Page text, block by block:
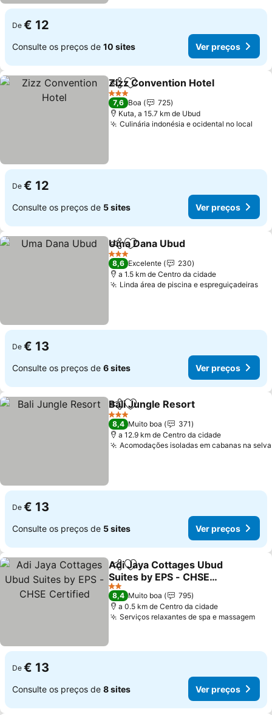
De € 12
Consulte os preços de 10 sites Ver preços
PartilharAdicionar aos favoritos
Zizz Convention Hotel
3 Estrelas
7,6 Boa
725
Kuta, a 15.7 km de Ubud
Culinária indonésia e ocidental no local
De € 12
Consulte os preços de 5 sites Ver preços
PartilharAdicionar aos favoritos
Uma Dana Ubud
3 Estrelas
8,6 Excelente
230
a 1.5 km de Centro da cidade
Linda área de piscina e espreguiçadeiras
De € 13
Consulte os preços de 6 sites Ver preços
PartilharAdicionar aos favoritos
Bali Jungle Resort
3 Estrelas
8,4 Muito boa
371
a 12.9 km de Centro da cidade
Acomodações isoladas em cabanas na selva
De € 13
Consulte os preços de 5 sites Ver preços
PartilharAdicionar aos favoritos
Adi Jaya Cottages Ubud
Suites by EPS - CHSE
Certified
2 Estrelas
8,4 Muito boa
795
a 0.5 km de Centro da cidade
Serviços relaxantes de spa e massagem
De € 13
Consulte os preços de 8 sites Ver preços